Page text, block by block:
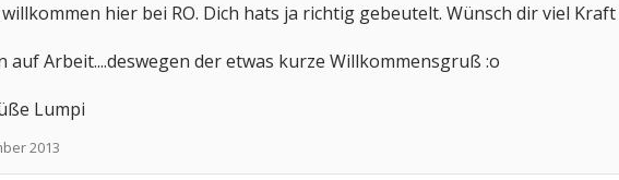
hier bei RO. Dich hats ja richtig gebeutelt. Wünsch dir viel
auf Arbeit....deswegen der etwas kurze Willkommensgruß :o
Lumpi
2013